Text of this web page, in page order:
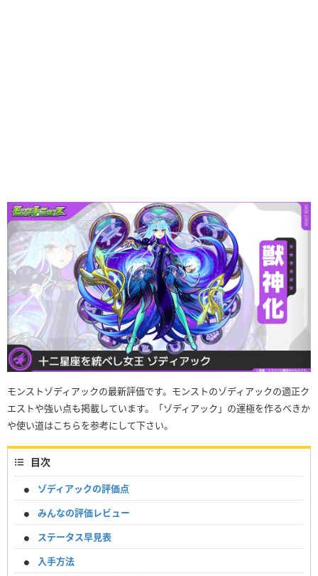
モンストゾディアックの最新評価です。モンストのゾディアックの適正ク
エストや強い点も掲載しています。「ゾディアック」の運極を作るべきか
や使い道はこちらを参考にして下さい。
目次
ゾディアックの評価点
みんなの評価レビュー
ステータス早見表
入手方法